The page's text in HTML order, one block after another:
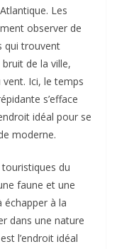
Les
observer de
qui trouvent
de la ville,
Ici, le temps
s’efface
idéal pour se
moderne.
touristiques du
faune et une
échapper à la
dans une nature
l’endroit idéal